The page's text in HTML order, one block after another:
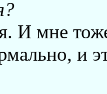
И мне
и